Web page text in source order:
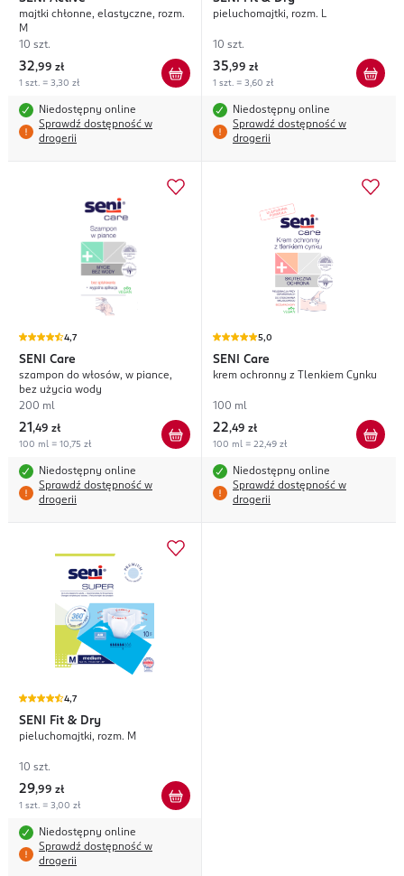
majtki chłonne, elastyczne, rozm.
M
10 szt.
32,99 zł
1 szt. = 3,30 zł
Niedostępny online
Sprawdź dostępność w
drogerii
pieluchomajtki, rozm. L
10 szt.
35,99 zł
1 szt. = 3,60 zł
Niedostępny online
Sprawdź dostępność w
drogerii
4,7
SENI Care
szampon do włosów, w piance,
bez użycia wody
200 ml
21 ,49 zł
100 ml = 10,75 zł
Niedostępny online
Sprawdź dostępność w
drogerii
5,0
SENI Care
krem ochronny z Tlenkiem Cynku
100 ml
22,49 zł
100 ml = 22,49 zł
Niedostępny online
Sprawdź dostępność w
drogerii
4,7
SENI Fit & Dry
pieluchomajtki, rozm. M
10 szt.
29,99 zł
1 szt. = 3,00 zł
Niedostępny online
Sprawdź dostępność w
drogerii